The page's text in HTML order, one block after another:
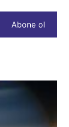
Abone ol